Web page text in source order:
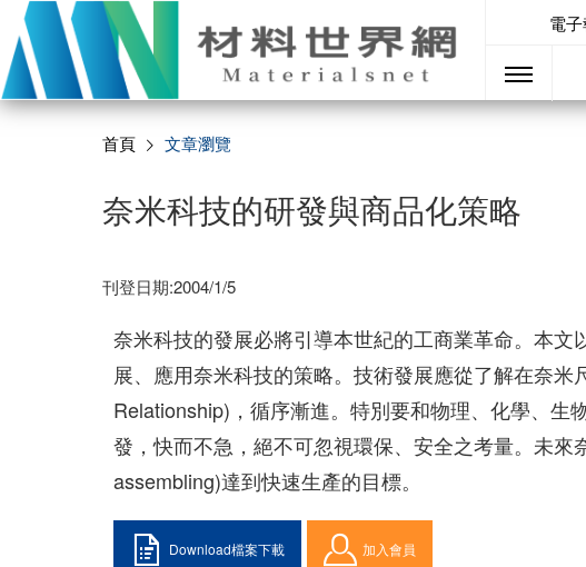
電
首頁 文章瀏覽
奈米科技的研發與商品化策略
刊登日期:2004/1/5
奈米科技的發展必將引導本世紀的工商業革命。本
展、應用奈米科技的策略。技術發展應從了解在奈
Relationship)，循序漸進。特別要和物理、化學、
發，快而不急，絕不可忽視環保、安全之考量。未
assembling)達到快速生產的目標。
Download檔案下載 加入會員